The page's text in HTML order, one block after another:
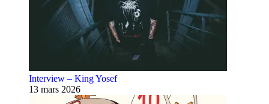
Interview – King Yosef
13 mars 2026